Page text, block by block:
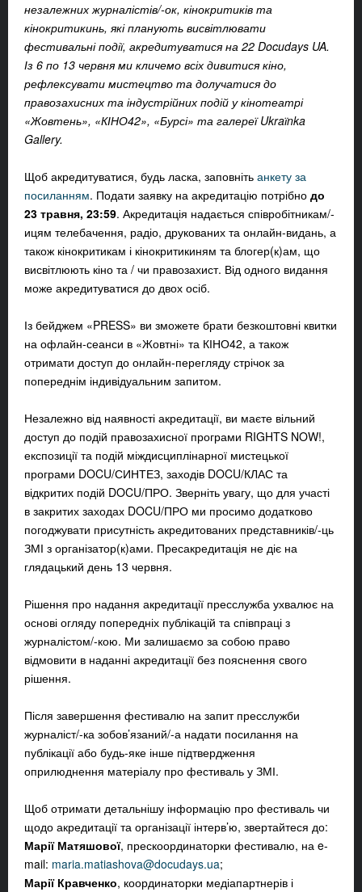
незалежних журналістів/-ок, кінокритиків та
кінокритикинь, які планують висвітлювати
фестивальні події, акредитуватися на 22 Docudays UA.
Із 6 по 13 червня ми кличемо всіх дивитися кіно,
рефлексувати мистецтво та долучатися до
правозахисних та індустрійних подій у кінотеатрі
«Жовтень», «КІНО42», «Бурсі» та галереї Ukraїnka
Gallery.
Щоб акредитуватися, будь ласка, заповніть анкету за
посиланням. Подати заявку на акредитацію потрібно до
23 травня, 23:59. Акредитація надається співробітникам/-
ицям телебачення, радіо, друкованих та онлайн-видань, а
також кінокритикам і кінокритикиням та блогер(к)ам, що
висвітлюють кіно та / чи правозахист. Від одного видання
може акредитуватися до двох осіб.
Із бейджем «PRESS» ви зможете брати безкоштовні квитки
на офлайн-сеанси в «Жовтні» та КІНО42, а також
отримати доступ до онлайн-перегляду стрічок за
попереднім індивідуальним запитом.
Незалежно від наявності акредитації, ви маєте вільний
доступ до подій правозахисної програми RIGHTS NOW!,
експозиції та подій міждисциплінарної мистецької
програми DOCU/СИНТЕЗ, заходів DOCU/КЛАС та
відкритих подій DOCU/ПРО. Зверніть увагу, що для участі
в закритих заходах DOCU/ПРО ми просимо додатково
погоджувати присутність акредитованих представників/-ць
ЗМІ з організатор(к)ами. Пресакредитація не діє на
глядацький день 13 червня.
Рішення про надання акредитації пресслужба ухвалює на
основі огляду попередніх публікацій та співпраці з
журналістом/-кою. Ми залишаємо за собою право
відмовити в наданні акредитації без пояснення свого
рішення.
Після завершення фестивалю на запит пресслужби
журналіст/-ка зобов’язаний/-а надати посилання на
публікації або будь-яке інше підтвердження
оприлюднення матеріалу про фестиваль у ЗМІ.
Щоб отримати детальнішу інформацію про фестиваль чи
щодо акредитації та організації інтерв’ю, звертайтеся до:
Марії Матяшової, прескоординаторки фестивалю, на e-
mail: maria.matiashova@docudays.ua;
Марії Кравченко, координаторки медіапартнерів і